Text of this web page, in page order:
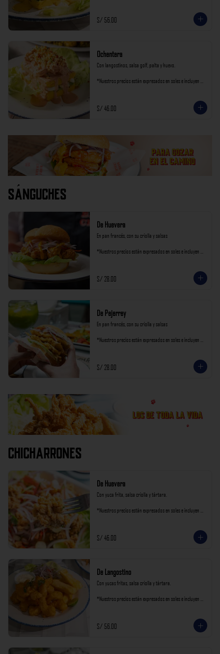
S/ 56.00
Ochentera
Con langostinos, salsa golf, palta y huevo.
*Nuestros precios están expresados en soles e incluyen
S/ 46.00
Sánguches
De Huevera
En pan francés, con su criolla y salsas
*Nuestros precios están expresados en soles e incluyen
S/ 28.00
De Pejerrey
En pan francés, con su criolla y salsas
*Nuestros precios están expresados en soles e incluyen
S/ 28.00
Chicharrones
De Huevera
Con yuca frita, salsa criolla y tártara.
*Nuestros precios están expresados en soles e incluyen
S/ 46.00
De Langostino
Con yucas fritas, salsa criolla y tártara.
*Nuestros precios están expresados en soles e incluyen
S/ 56.00